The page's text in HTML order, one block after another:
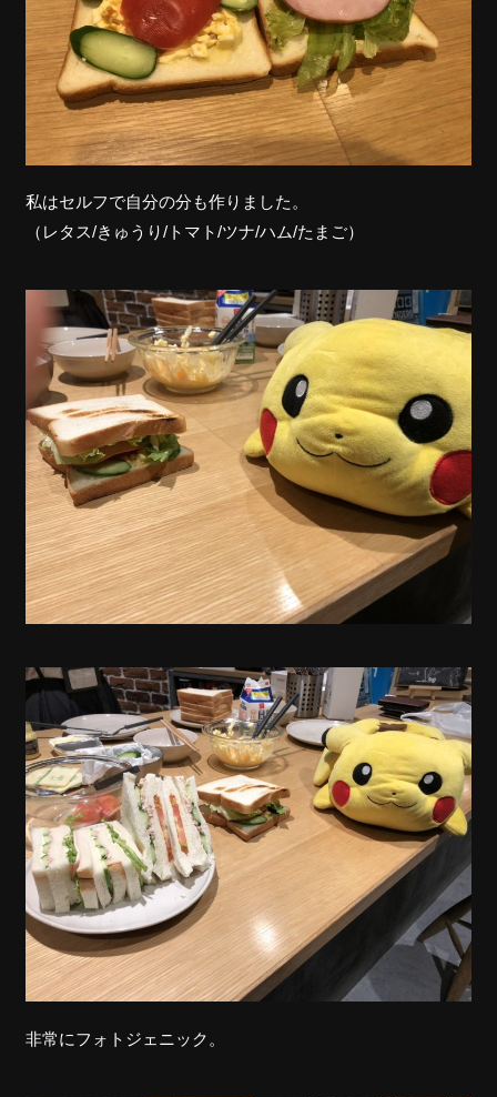
私はセルフで自分の分も作りました。
（レタス/きゅうり/トマト/ツナ/ハム/たまご）
非常にフォトジェニック。